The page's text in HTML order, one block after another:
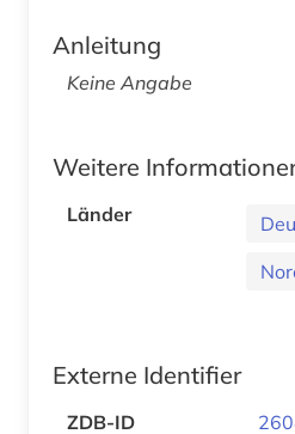
Anleitung
Keine Angabe
Weitere
Länder
Externe Identifier
ZDB-ID